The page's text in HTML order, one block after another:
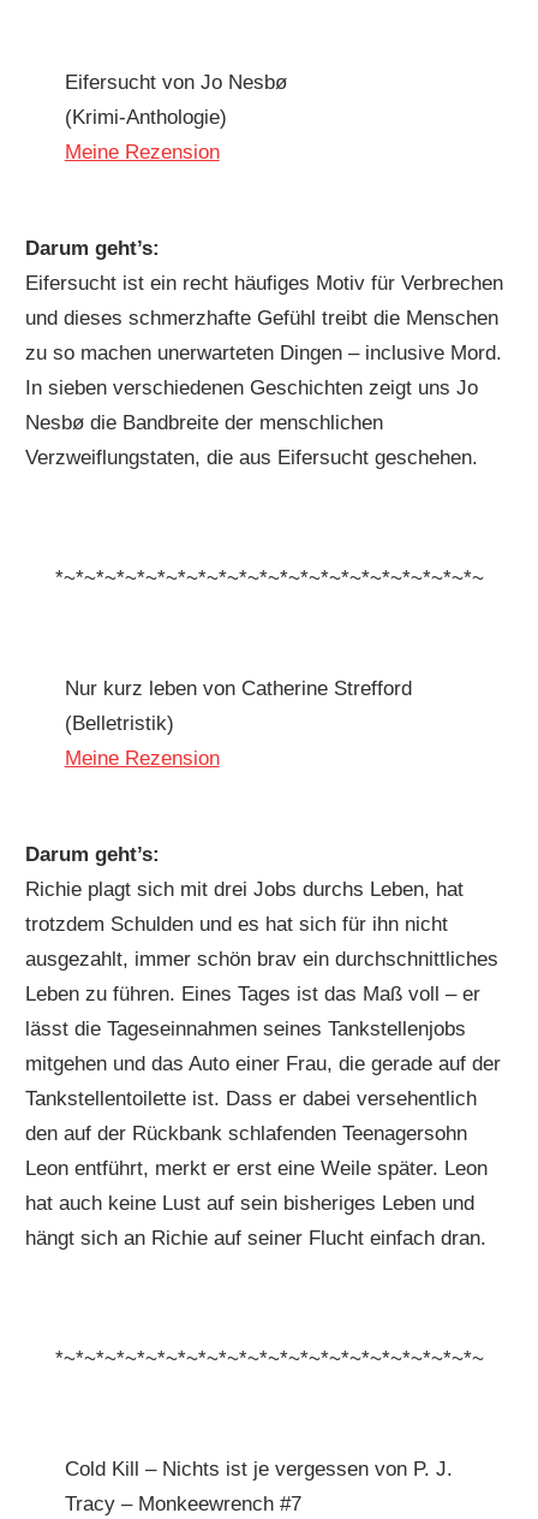
Eifersucht von Jo Nesbø
(Krimi-Anthologie)
Meine Rezension
Darum geht’s:
Eifersucht ist ein recht häufiges Motiv für Verbrechen
und dieses schmerzhafte Gefühl treibt die Menschen
zu so machen unerwarteten Dingen – inclusive Mord.
In sieben verschiedenen Geschichten zeigt uns Jo
Nesbø die Bandbreite der menschlichen
Verzweiflungstaten, die aus Eifersucht geschehen.
*~*~*~*~*~*~*~*~*~*~*~*~*~*~*~*~*~*~*~*~*~
Nur kurz leben von Catherine Strefford
(Belletristik)
Meine Rezension
Darum geht’s:
Richie plagt sich mit drei Jobs durchs Leben, hat
trotzdem Schulden und es hat sich für ihn nicht
ausgezahlt, immer schön brav ein durchschnittliches
Leben zu führen. Eines Tages ist das Maß voll – er
lässt die Tageseinnahmen seines Tankstellenjobs
mitgehen und das Auto einer Frau, die gerade auf der
Tankstellentoilette ist. Dass er dabei versehentlich
den auf der Rückbank schlafenden Teenagersohn
Leon entführt, merkt er erst eine Weile später. Leon
hat auch keine Lust auf sein bisheriges Leben und
hängt sich an Richie auf seiner Flucht einfach dran.
*~*~*~*~*~*~*~*~*~*~*~*~*~*~*~*~*~*~*~*~*~
Cold Kill – Nichts ist je vergessen von P. J.
Tracy – Monkeewrench #7